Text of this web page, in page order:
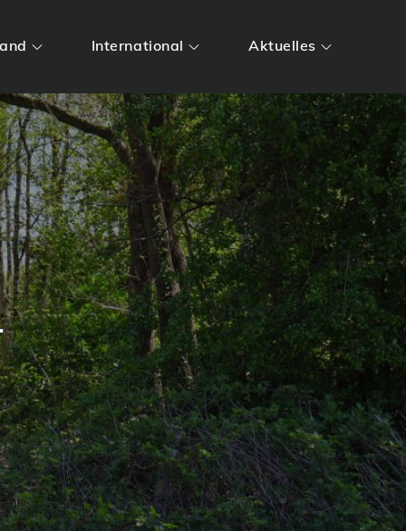
International Aktuelles